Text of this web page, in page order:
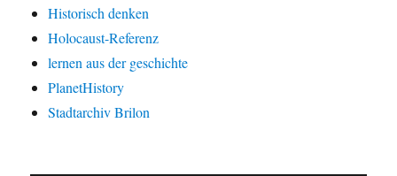
Historisch denken
Holocaust-Referenz
lernen aus der geschichte
PlanetHistory
Stadtarchiv Brilon